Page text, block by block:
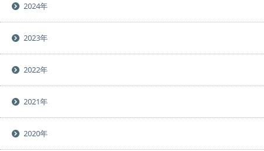
2024年
2023年
2022年
2021年
2020年